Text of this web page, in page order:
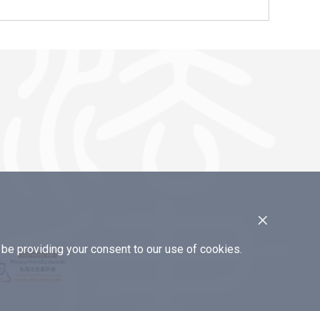
×
providing your consent to our use of cookies.